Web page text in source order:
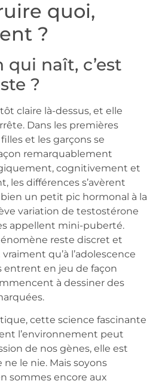
quoi,
?
qui naît, c’est
?
claire là-dessus, et elle
Dans les premières
et les garçons se
remarquablement
cognitivement et
les différences s’avèrent
un petit pic hormonal à la
variation de testostérone
appellent mini-puberté.
reste discret et
vraiment qu’à l’adolescence
entrent en jeu de façon
à dessiner des
cette science fascinante
l’environnement peut
de nos gènes, elle est
le nie. Mais soyons
sommes encore aux